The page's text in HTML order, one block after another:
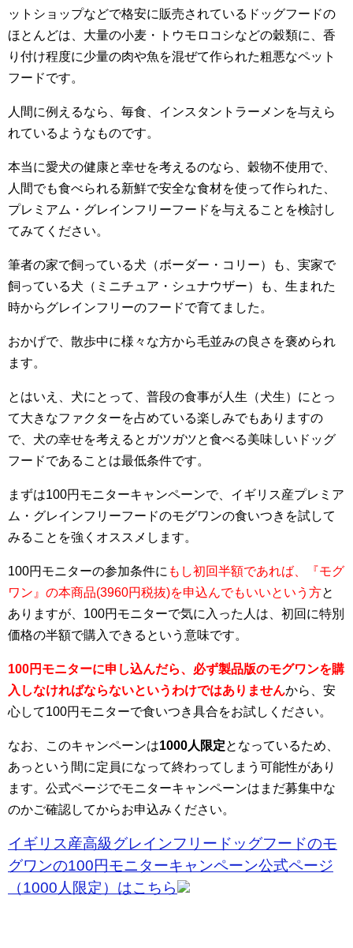
ットショップなどで格安に販売されているドッグフードの
ほとんどは、大量の小麦・トウモロコシなどの穀類に、香
り付け程度に少量の肉や魚を混ぜて作られた粗悪なペット
フードです。
人間に例えるなら、毎食、インスタントラーメンを与えら
れているようなものです。
本当に愛犬の健康と幸せを考えるのなら、穀物不使用で、
人間でも食べられる新鮮で安全な食材を使って作られた、
プレミアム・グレインフリーフードを与えることを検討し
てみてください。
筆者の家で飼っている犬（ボーダー・コリー）も、実家で
飼っている犬（ミニチュア・シュナウザー）も、生まれた
時からグレインフリーのフードで育てました。
おかげで、散歩中に様々な方から毛並みの良さを褒められ
ます。
とはいえ、犬にとって、普段の食事が人生（犬生）にとっ
て大きなファクターを占めている楽しみでもありますの
で、犬の幸せを考えるとガツガツと食べる美味しいドッグ
フードであることは最低条件です。
まずは100円モニターキャンペーンで、イギリス産プレミア
ム・グレインフリーフードのモグワンの食いつきを試して
みることを強くオススメします。
100円モニターの参加条件に もし初回半額であれば、『モグ
ワン』の本商品(3960円税抜)を申込んでもいいという方と
ありますが、100円モニターで気に入った人は、初回に特別
価格の半額で購入できるという意味です。
100円モニターに申し込んだら、必ず製品版のモグワンを購
入しなければならないというわけではありませんから、安
心して100円モニターで食いつき具合をお試しください。
なお、このキャンペーンは1000人限定となっているため、
あっという間に定員になって終わってしまう可能性があり
ます。公式ページでモニターキャンペーンはまだ募集中な
のかご確認してからお申込みください。
イギリス産高級グレインフリードッグフードのモ
グワンの100円モニターキャンペーン公式ページ
（1000人限定）はこちら